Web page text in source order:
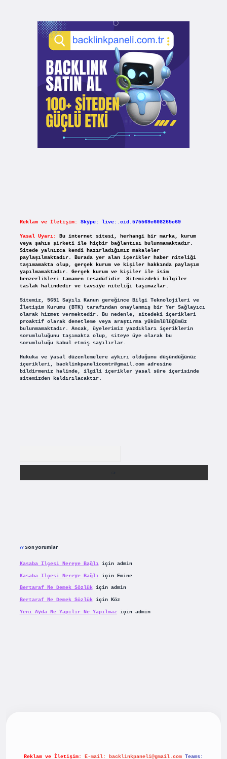
Reklam ve İletişim: Skype: live:.cid.575569c608265c69
Yasal Uyarı:
Bu internet sitesi, herhangi bir marka, kurum
veya şahıs şirketi ile hiçbir bağlantısı bulunmamaktadır.
Sitede yalnızca kendi hazırladığımız makaleler
paylaşılmaktadır. Burada yer alan içerikler haber niteliği
taşımamakta olup, gerçek kurum ve kişiler hakkında paylaşım
yapılmamaktadır. Gerçek kurum ve kişiler ile isim
benzerlikleri tamamen tesadüfidir. Sitemizdeki bilgiler
taslak halindedir ve tavsiye niteliği taşımazlar.
Sitemiz, 5651 Sayılı Kanun gereğince Bilgi Teknolojileri ve
İletişim Kurumu (BTK) tarafından onaylanmış bir Yer Sağlayıcı
olarak hizmet vermektedir. Bu nedenle, sitedeki içerikleri
proaktif olarak denetleme veya araştırma yükümlülüğümüz
bulunmamaktadır. Ancak, üyelerimiz yazdıkları içeriklerin
sorumluluğunu taşımakta olup, siteye üye olarak bu
sorumluluğu kabul etmiş sayılırlar.
Hukuka ve yasal düzenlemelere aykırı olduğunu düşündüğünüz
içerikleri, backlinkpanelicomtr@gmail.comadresine
bildirmeniz halinde, ilgili içerikler yasal süre içerisinde
sitemizden kaldırılacaktır.
Son yorumlar
Kasaba Ilçesi Nereye Bağlıiçin admin
Kasaba Ilçesi Nereye Bağlıiçin Emine
Bertaraf Ne Demek Sözlükiçin admin
Bertaraf Ne Demek Sözlükiçin Köz
Yeni Ayda Ne Yapılır Ne Yapılmaziçin admin
Reklam ve İletişim: E-mail: backlinkpaneli@gmail.com Teams: